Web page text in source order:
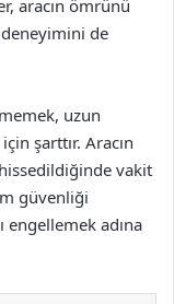
aracın ömrünü
de
uzun
şarttır. Aracın
vakit
güvenliği
engellemek adına